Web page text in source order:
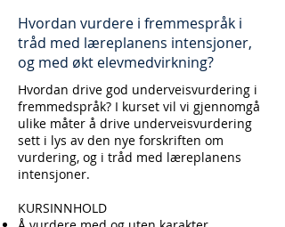
Hvordan vurdere i fremmespråk i
tråd med læreplanens intensjoner,
og med økt elevmedvirkning?
Hvordan drive god underveisvurdering i
fremmedspråk? I kurset vil vi gjennomgå
ulike måter å drive underveisvurdering
sett i lys av den nye forskriften om
vurdering, og i tråd med læreplanens
intensjoner.
KURSINNHOLD